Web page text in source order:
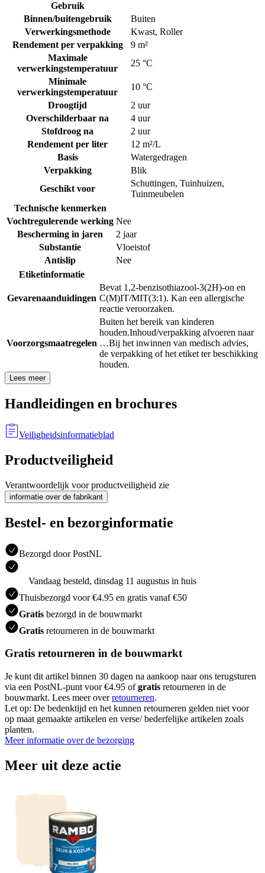
Gebruik
Binnen/buitengebruik
Buiten
Verwerkingsmethode
Kwast, Roller
Rendement per verpakking
9 m²
Maximale
verwerkingstemperatuur
25 °C
Minimale
verwerkingstemperatuur
10 °C
Droogtijd
2 uur
Overschilderbaar na
4 uur
Stofdroog na
2 uur
Rendement per liter
12 m²/L
Basis
Watergedragen
Verpakking
Blik
Geschikt voor
Schuttingen, Tuinhuizen,
Tuinmeubelen
Technische kenmerken
Vochtregulerende werking Nee
Bescherming in jaren
2 jaar
Substantie
Vloeistof
Antislip
Nee
Etiketinformatie
Gevarenaanduidingen
Bevat 1,2-benzisothiazool-3(2H)-on en
C(M)IT/MIT(3:1). Kan een allergische
reactie veroorzaken.
Voorzorgsmaatregelen
Buiten het bereik van kinderen
houden.Inhoud/verpakking afvoeren naar
…Bij het inwinnen van medisch advies,
de verpakking of het etiket ter beschikking
houden.
Lees meer
Handleidingen en brochures
Veiligheidsinformatieblad
Productveiligheid
Verantwoordelijk voor productveiligheid zie
informatie over de fabrikant
Bestel- en bezorginformatie
Bezorgd door PostNL
Vandaag besteld, dinsdag 11 augustus in huis
Thuisbezorgd voor €4.95 en gratis vanaf €50
Gratis bezorgd in de bouwmarkt
Gratis retourneren in de bouwmarkt
Gratis retourneren in de bouwmarkt
Je kunt dit artikel binnen 30 dagen na aankoop naar ons terugsturen
via een PostNL-punt voor €4.95 ofgratis retourneren in de
bouwmarkt. Lees meer overretourneren.
Let op: De bedenktijd en het kunnen retourneren gelden niet voor
op maat gemaakte artikelen en verse/ bederfelijke artikelen zoals
planten.
Meer informatie over de bezorging
Meer uit deze actie